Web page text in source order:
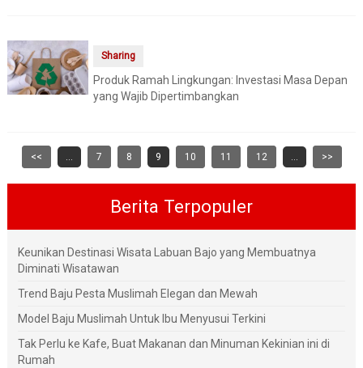
Sharing
Produk Ramah Lingkungan: Investasi Masa Depan
yang Wajib Dipertimbangkan
<< ... 7 8 9 10 11 12 ... >>
Berita Terpopuler
Keunikan Destinasi Wisata Labuan Bajo yang Membuatnya
Diminati Wisatawan
Trend Baju Pesta Muslimah Elegan dan Mewah
Model Baju Muslimah Untuk Ibu Menyusui Terkini
Tak Perlu ke Kafe, Buat Makanan dan Minuman Kekinian ini di
Rumah